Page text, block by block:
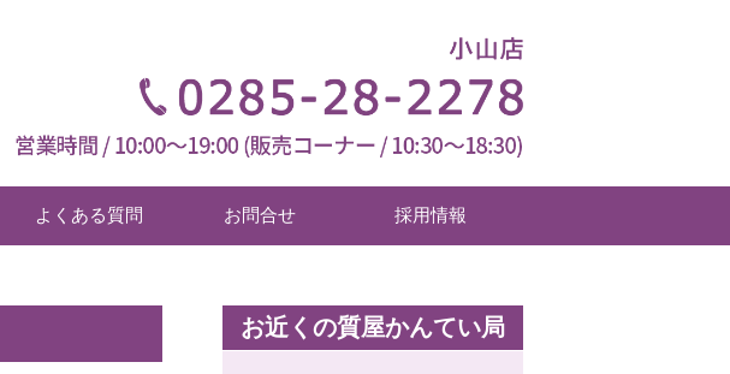
よくある質問 お問合せ 採用情報
お近くの質屋かんてい局